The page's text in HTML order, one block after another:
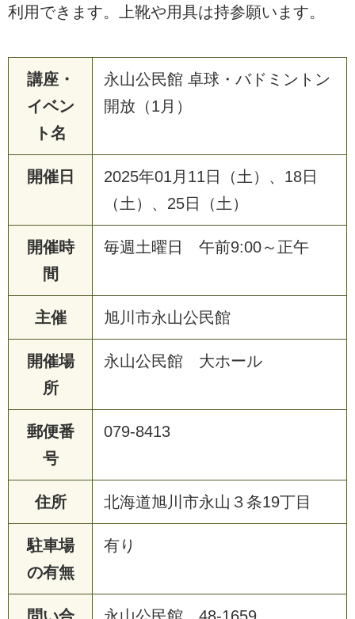
利用できます。上靴や用具は持参願います。
講座・
イベン
ト名
永山公民館 卓球・バドミントン
開放（1月）
開催日
2025年01月11日（土）、18日
（土）、25日（土）
開催時
間
毎週土曜日 午前9:00～正午
主催 旭川市永山公民館
開催場
所
永山公民館 大ホール
郵便番
号
079-8413
住所 北海道旭川市永山３条19丁目
駐車場
の有無
有り